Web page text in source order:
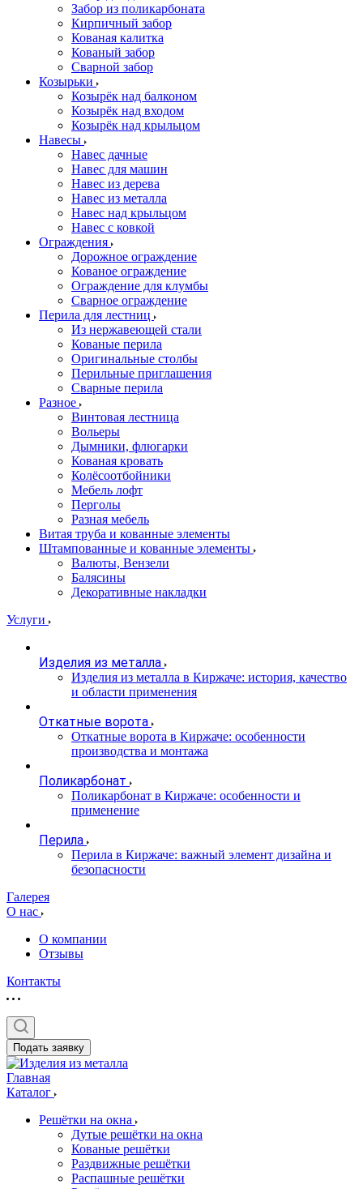
Забор из поликарбоната
Кирпичный забор
Кованая калитка
Кованый забор
Сварной забор
Козырьки
Козырёк над балконом
Козырёк над входом
Козырёк над крыльцом
Навесы
Навес дачные
Навес для машин
Навес из дерева
Навес из металла
Навес над крыльцом
Навес с ковкой
Ограждения
Дорожное ограждение
Кованое ограждение
Ограждение для клумбы
Сварное ограждение
Перила для лестниц
Из нержавеющей стали
Кованые перила
Оригинальные столбы
Перильные приглашения
Сварные перила
Разное
Винтовая лестница
Вольеры
Дымники, флюгарки
Кованая кровать
Колёсоотбойники
Мебель лофт
Перголы
Разная мебель
Витая труба и кованные элементы
Штампованные и кованные элементы
Валюты, Вензели
Балясины
Декоративные накладки
Услуги
Изделия из металла
Изделия из металла в Киржаче: история, качество
и области применения
Откатные ворота
Откатные ворота в Киржаче: особенности
производства и монтажа
Поликарбонат
Поликарбонат в Киржаче: особенности и
применение
Перила
Перила в Киржаче: важный элемент дизайна и
безопасности
Галерея
О нас
О компании
Отзывы
Контакты
Подать заявку
Главная
Каталог
Решётки на окна
Дутые решётки на окна
Кованые решётки
Раздвижные решётки
Распашные решётки